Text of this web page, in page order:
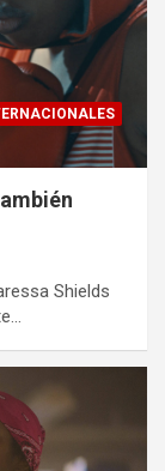
Shields